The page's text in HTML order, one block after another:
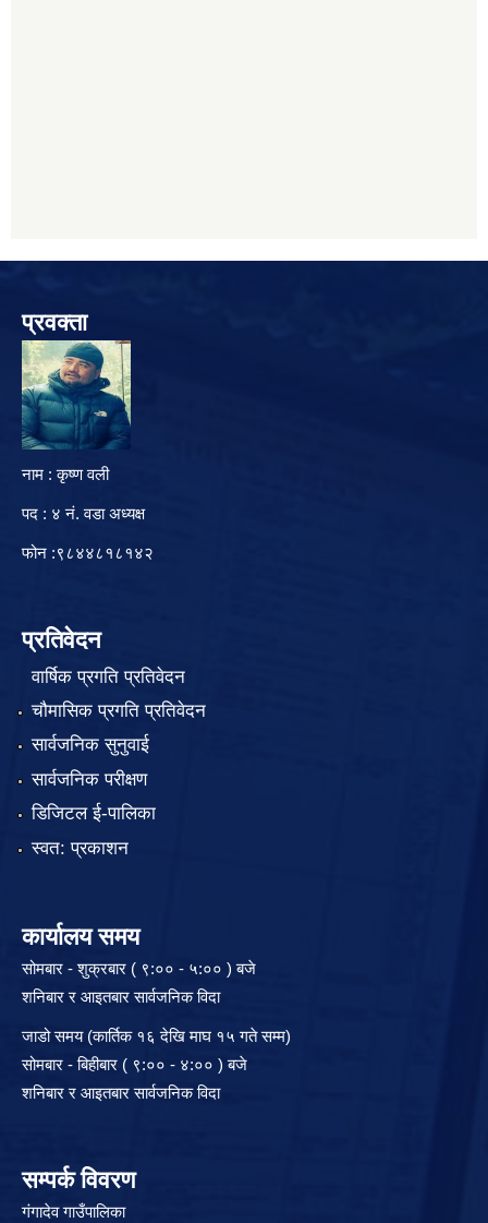
प्रवक्ता
नाम : कृष्ण वली
पद : ४ नं. वडा अध्यक्ष
फोन :९८४४८१८१४२
प्रतिवेदन
वार्षिक प्रगति प्रतिवेदन
चौमासिक प्रगति प्रतिवेदन
सार्वजनिक सुनुवाई
सार्वजनिक परीक्षण
डिजिटल ई-पालिका
स्वत: प्रकाशन
कार्यालय समय
सोमबार - शुक्रबार ( ९:०० - ५:०० ) बजे
शनिबार र आइतबार सार्वजनिक विदा
जाडो समय (कार्तिक १६ देखि माघ १५ गते सम्म)
सोमबार - बिहीबार ( ९:०० - ४:०० ) बजे
शनिबार र आइतबार सार्वजनिक विदा
सम्पर्क विवरण
गंगादेव गाउँपालिका